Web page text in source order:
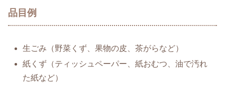
品目例
生ごみ（野菜くず、果物の皮、茶がらなど）
紙くず（ティッシュペーパー、紙おむつ、油で汚れ
た紙など）